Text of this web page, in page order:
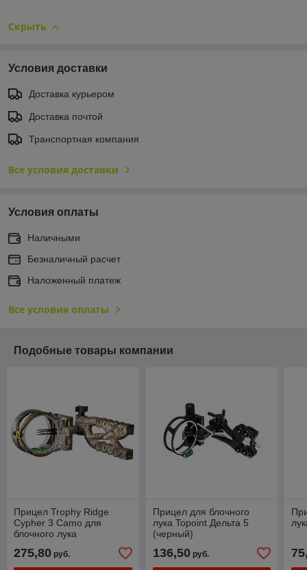
Скрыть
Условия доставки
Доставка курьером
Доставка почтой
Транспортная компания
Все условия доставки
Условия оплаты
Наличными
Безналичный расчет
Наложенный платеж
Все условия оплаты
Подобные товары компании
Прицел Trophy Ridge
Cypher 3 Camo для
блочного лука
275,80 руб.
Прицел для блочного
лука Topoint Дельта 5
(черный)
136,50руб.